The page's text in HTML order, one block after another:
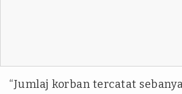
“Jumlaj korban tercatat